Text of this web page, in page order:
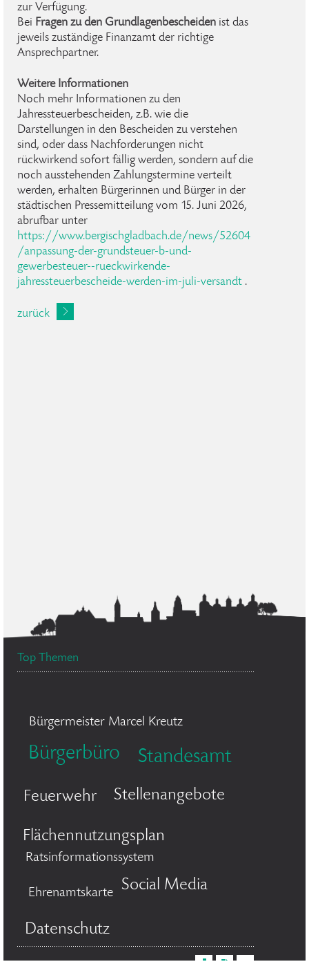
zur Verfügung.
Bei Fragen zu den Grundlagenbescheiden ist das
jeweils zuständige Finanzamt der richtige
Ansprechpartner.
Weitere Informationen
Noch mehr Informationen zu den
Jahressteuerbescheiden, z.B. wie die
Darstellungen in den Bescheiden zu verstehen
sind, oder dass Nachforderungen nicht
rückwirkend sofort fällig werden, sondern auf die
noch ausstehenden Zahlungstermine verteilt
werden, erhalten Bürgerinnen und Bürger in der
städtischen Pressemitteilung vom 15. Juni 2026,
abrufbar unter
https://www.bergischgladbach.de/news/52604
/anpassung-der-grundsteuer-b-und-
gewerbesteuer--rueckwirkende-
jahressteuerbescheide-werden-im-juli-versandt .
zurück
Top Themen
Bürgermeister Marcel Kreutz
Bürgerbüro Standesamt
Feuerwehr Stellenangebote
Flächennutzungsplan
Ratsinformationssystem
Ehrenamtskarte Social Media
Datenschutz